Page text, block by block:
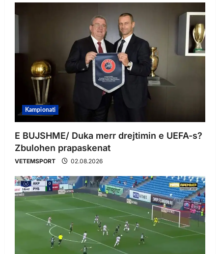
Kampionati
E BUJSHME/ Duka merr drejtimin e UEFA-s?
Zbulohen prapaskenat
VETEMSPORT 02.08.2026